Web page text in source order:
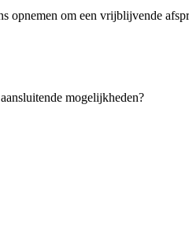
opnemen om een vrijblijvende
mogelijkheden?